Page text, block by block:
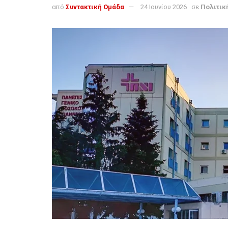
από Συντακτική Ομάδα 24 Ιουνίου 2026 σε